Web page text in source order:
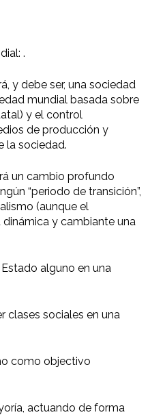
.
y debe ser, una sociedad
mundial basada sobre
y el control
de producción y
la sociedad.
un cambio profundo
“periodo de transición”,
(aunque el
y cambiante una
alguno en una
clases sociales en una
como objectivo
actuando de forma